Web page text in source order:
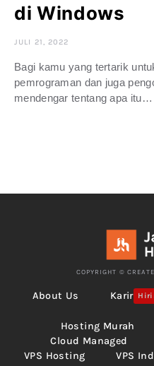
di Windows
JULI 21, 2022
Bagi kamu yang tertarik
pemrograman dan juga
mendengar tentang apa itu…
COPYRIGHT ©
About Us Karir
Hosting Murah
Cloud Managed
VPS Hosting
VPS